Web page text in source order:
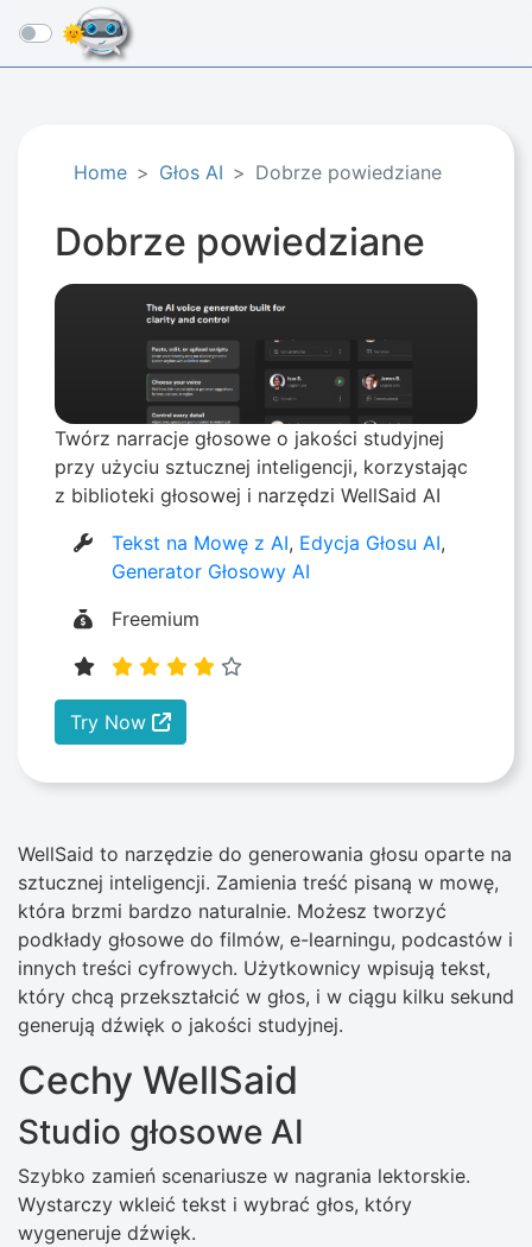
☰
Home Głos AI Dobrze powiedziane
Dobrze powiedziane
Twórz narracje głosowe o jakości studyjnej
przy użyciu sztucznej inteligencji, korzystając
z biblioteki głosowej i narzędzi WellSaid AI
Tekst na Mowę z AI, Edycja Głosu AI,
Generator Głosowy AI
Freemium
Try Now
WellSaid to narzędzie do generowania głosu oparte na
sztucznej inteligencji. Zamienia treść pisaną w mowę,
która brzmi bardzo naturalnie. Możesz tworzyć
podkłady głosowe do filmów, e-learningu, podcastów i
innych treści cyfrowych. Użytkownicy wpisują tekst,
który chcą przekształcić w głos, i w ciągu kilku sekund
generują dźwięk o jakości studyjnej.
Cechy WellSaid
Studio głosowe AI
Szybko zamień scenariusze w nagrania lektorskie.
Wystarczy wkleić tekst i wybrać głos, który
wygeneruje dźwięk.